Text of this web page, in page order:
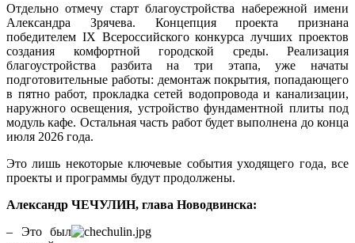
Отдельно отмечу старт благоустройства набережной имени
Александра Зрячева. Концепция проекта признана
победителем IX Всероссийского конкурса лучших проектов
создания комфортной городской среды. Реализация
благоустройства разбита на три этапа, уже начаты
подготовительные работы: демонтаж покрытия, попадающего
в пятно работ, прокладка сетей водопровода и канализации,
наружного освещения, устройство фундаментной плиты под
модуль кафе. Остальная часть работ будет выполнена до конца
июля 2026 года.
Это лишь некоторые ключевые события уходящего года, все
проекты и программы будут продолжены.
Александр ЧЕЧУЛИН, глава Новодвинска:
– Это был